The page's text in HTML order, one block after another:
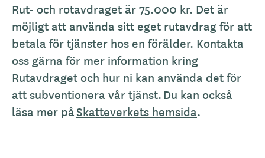
Rut- och rotavdraget är 75.000 kr. Det är
möjligt att använda sitt eget rutavdrag för att
betala för tjänster hos en förälder. Kontakta
oss gärna för mer information kring
Rutavdraget och hur ni kan använda det för
att subventionera vår tjänst. Du kan också
läsa mer påSkatteverkets hemsida.